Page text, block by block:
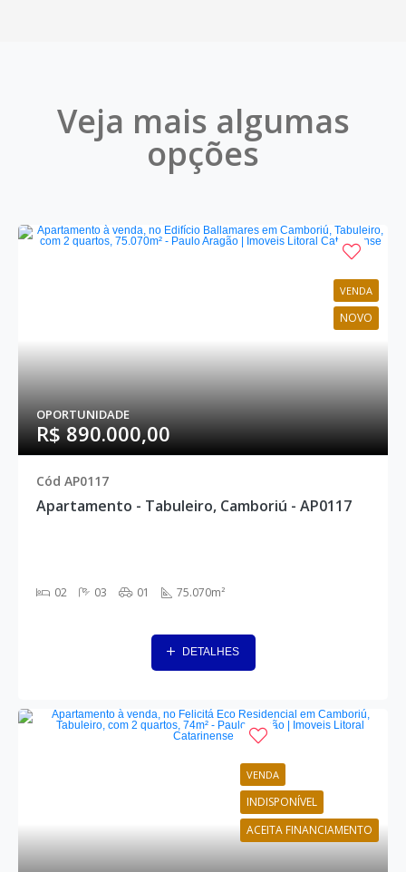
Veja mais algumas
opções
VENDA
NOVO
OPORTUNIDADE
R$ 890.000,00
Cód AP0117
Apartamento - Tabuleiro, Camboriú - AP0117
02 03 01 75.070m²
DETALHES
VENDA
INDISPONÍVEL
ACEITA FINANCIAMENTO